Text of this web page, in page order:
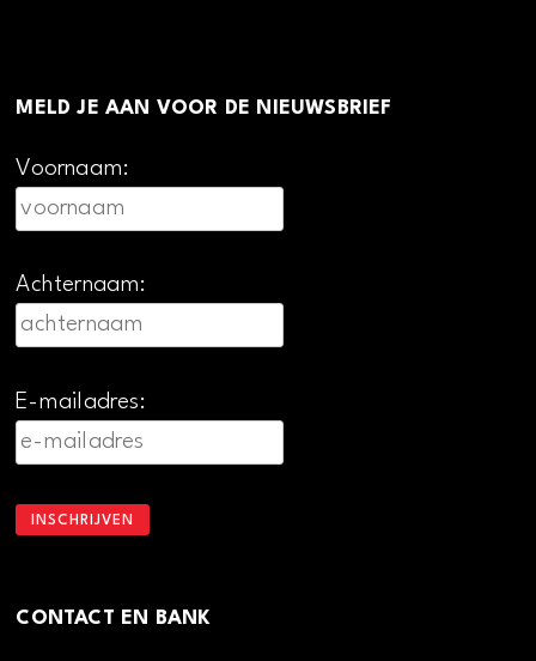
MELD JE AAN VOOR DE NIEUWSBRIEF
Voornaam:
Achternaam:
E-mailadres:
CONTACT EN BANK